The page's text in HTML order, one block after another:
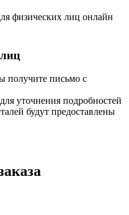
физических лиц онлайн
получите письмо с
уточнения подробностей
будут предоставлены